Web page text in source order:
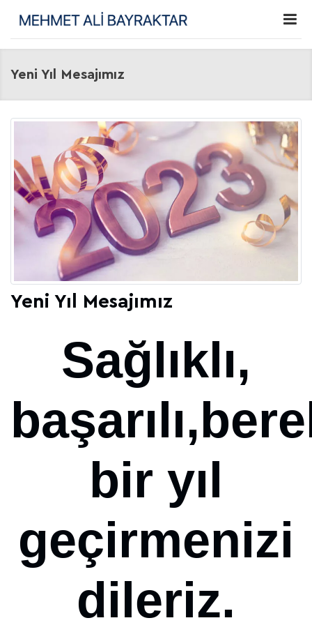
Yeni Yıl Mesajımız
Yeni Yıl Mesajımız
Sağlıklı,
bir yıl
geçirmenizi
dileriz.